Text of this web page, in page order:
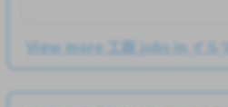
View more 工廠 jobs in イル